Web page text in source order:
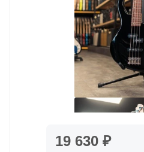
19 630 ₽